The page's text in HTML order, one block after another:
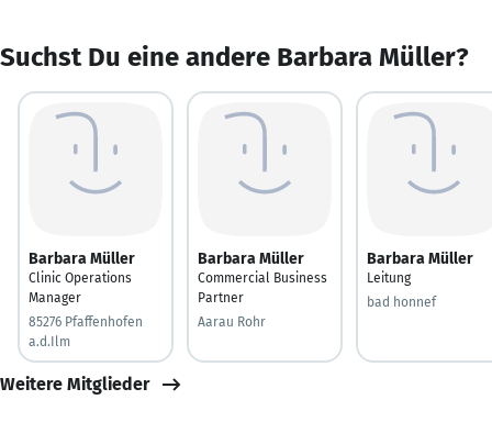
Suchst Du eine andere Barbara Müller?
Barbara Müller
Clinic Operations
Manager
85276 Pfaffenhofen
a.d.Ilm
Barbara Müller
Commercial Business
Partner
Aarau Rohr
Barbara Müller
Leitung
bad honnef
Weitere Mitglieder